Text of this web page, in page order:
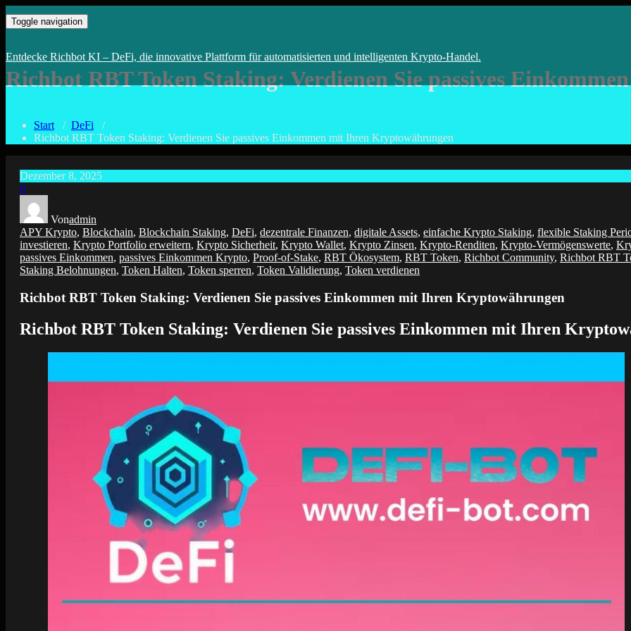
Inhalt
KI-Trading mit Deinem DeFi – Bot
kopiere erfolgreiche Wallets von den DeFi Profis
Toggle navigation
Entdecke Richbot KI – DeFi, die innovative Plattform für automatisierten und intelligenten Krypto-Handel.
Richbot RBT Token Staking: Verdienen Sie passives
Start / DeFi /
Richbot RBT Token Staking: Verdienen Sie passives Einkommen mit Ihren Kryptowährungen
Dezember 8, 2025
0
Vonadmin
APY Krypto, Blockchain, Blockchain Staking, DeFi, dezentrale Finanzen, digitale Assets, einfache Krypto Staking, flexible Staking
investieren, Krypto Portfolio erweitern, Krypto Sicherheit, Krypto Wallet, Krypto Zinsen, Krypto-Renditen, Krypto-Vermögenswerte,
passives Einkommen, passives Einkommen Krypto, Proof-of-Stake, RBT Ökosystem, RBT Token, Richbot Community, Richbot RBT
Staking Belohnungen, Token Halten, Token sperren, Token Validierung, Token verdienen
Richbot RBT Token Staking: Verdienen Sie passives Einkommen mit Ihren Kryptowährungen
Richbot RBT Token Staking: Verdienen Sie passives Einkommen mit Ihren